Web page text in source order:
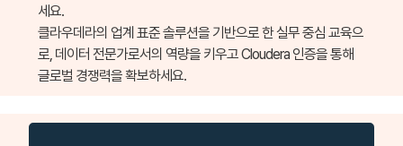
세요.
클라우데라의 업계 표준 솔루션을 기반으로 한 실무 중심 교육으
로, 데이터 전문가로서의 역량을 키우고 Cloudera 인증을 통해
글로벌 경쟁력을 확보하세요.